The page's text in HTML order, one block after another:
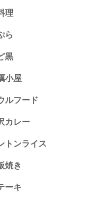
理
ら
黒
小屋
ルフード
カレー
トンライス
焼き
ーキ